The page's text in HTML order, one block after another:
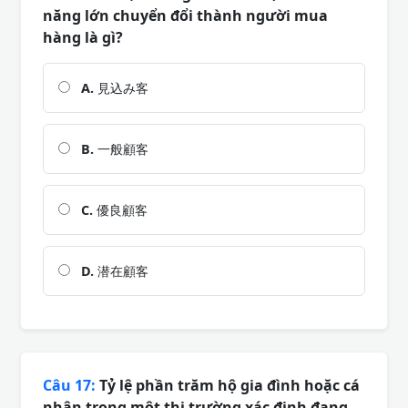
năng lớn chuyển đổi thành người mua
hàng là gì?
A. 見込み客
B. 一般顧客
C. 優良顧客
D. 潜在顧客
Câu 17: Tỷ lệ phần trăm hộ gia đình hoặc cá